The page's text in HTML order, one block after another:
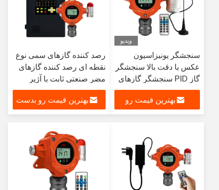
ویدیو
سنجشگر یونیزاسیون
عکس با دقت بالا سنجشگر
گاز PID سنجشگر گازهای
VOC سنجشگر آژیر نشت
بهترین قیمت رو
رصد کننده گازهای سمی نوع
نقطه ای رصد کننده گازهای
مضر صنعتی ثابت با آژیر
بهترین قیمت رو بدست